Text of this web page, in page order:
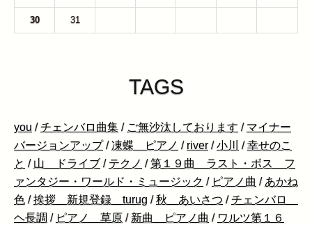
30 31
TAGS
you /チェンバロ曲集 / ご無沙汰しております / マイナー
バージョンアップ /凍蝶 ピアノ / river /小川 /幸せのこ
と / 山 ドライブ / テクノ /第１９曲 ラスト・ボス フ
ァンタジー・ワールド・ミュージック / ピアノ曲 / あかね
色 /挨拶 新規登録 turug /秋 あいさつ /チェンバロ
ヘ長調 / ピアノ 草原 / 新曲 ピアノ曲 / ワルツ第１６